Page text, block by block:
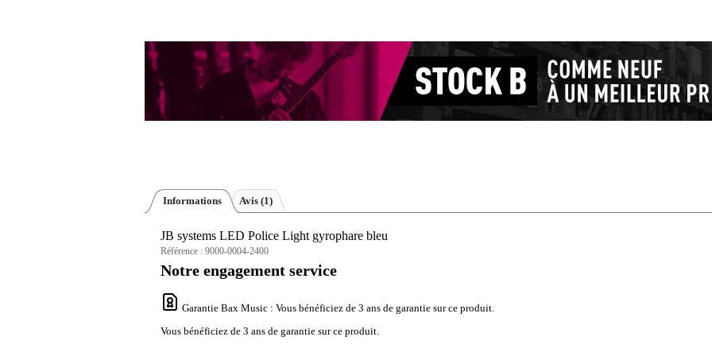
Informations Avis (1)
JB systems LED Police Light gyrophare bleu
Référence : 9000-0004-2400
Notre engagement service
Garantie Bax Music : Vous bénéficiez de 3 ans de garantie sur ce produit.
Vous bénéficiez de 3 ans de garantie sur ce produit.